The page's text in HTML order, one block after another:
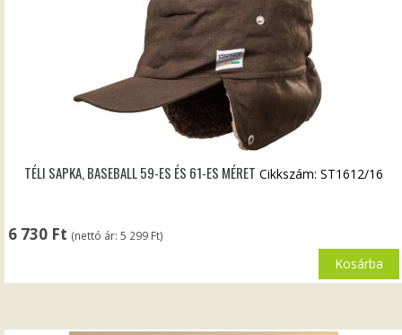
TÉLI SAPKA, BASEBALL 59-ES ÉS 61-ES MÉRET
6 730 Ft (nettó ár:5 299 Ft)
Cikkszám: ST1612/16
Kosárba